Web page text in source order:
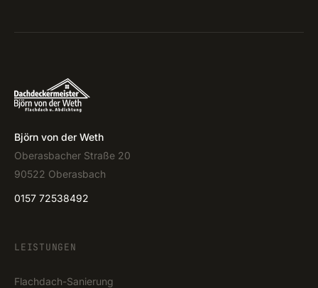
Björn von der Weth
Oberasbacher Straße 20
90522 Oberasbach
0157 72538492
LEISTUNGEN
Flachdach-Sanierung